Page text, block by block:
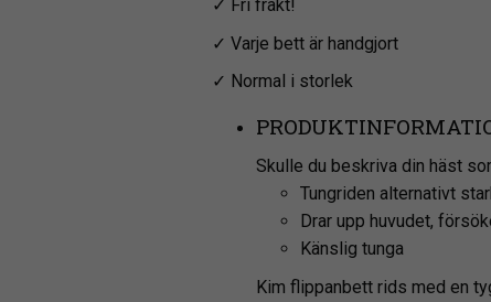
✓ Fri frakt!
✓ Varje bett är handgjort
✓ Normal i storlek
Skulle du beskriva din häst
Tungriden alternativt
Drar upp huvudet,
Känslig tunga
Kim flippanbett rids med en